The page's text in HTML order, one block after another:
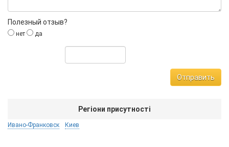
Полезный отзыв?
нет да
Отправить
Регіони присутності
Ивано-Франковск Киев